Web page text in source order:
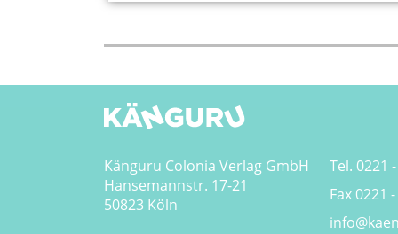
Känguru Colonia Verlag GmbH
Hansemannstr. 17-21
50823 Köln
Tel. 0221
Fax 0221